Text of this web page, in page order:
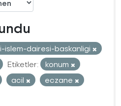
islem-dairesi-baskanligi
Etiketler:
konum
acil
eczane